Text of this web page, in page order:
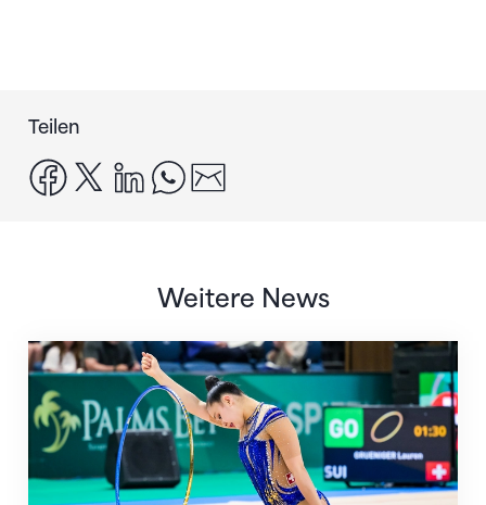
Teilen
facebook
x linkedinwhatsapp
Weitere News
Nächster Halt: Weltmeisterschaft